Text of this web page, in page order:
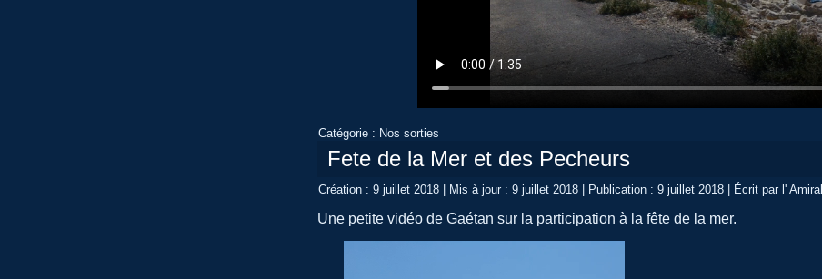
Catégorie : Nos sorties
Fete de la Mer et des Pecheurs
Création : 9 juillet 2018 Mis à jour : 9 juillet 2018 Publication : 9 juillet 2018 Écrit par l' Amiral
Une petite vidéo de Gaétan sur la participation à la fête de la mer.